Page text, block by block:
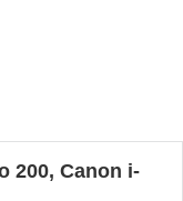
200, Canon i-